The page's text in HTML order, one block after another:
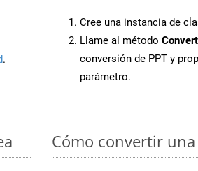
.
Cree una instancia de
Llame al método Convert
conversión de PPT y
parámetro.
Cómo convertir